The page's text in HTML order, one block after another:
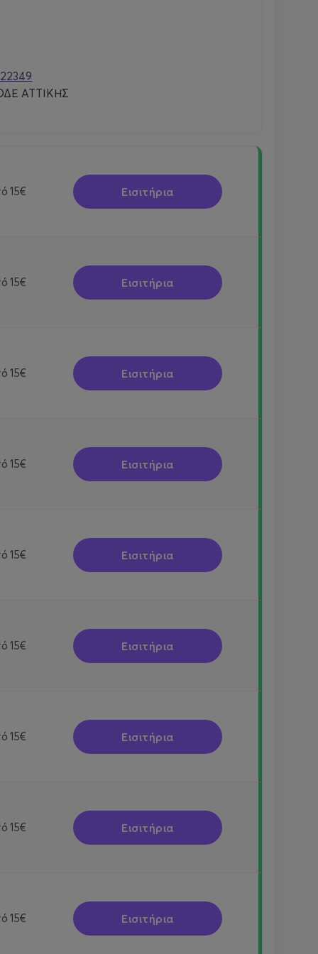
ΑΤΤΙΚΗΣ
15€ Εισιτήρια
15€ Εισιτήρια
15€ Εισιτήρια
15€ Εισιτήρια
15€ Εισιτήρια
15€ Εισιτήρια
15€ Εισιτήρια
15€ Εισιτήρια
15€ Εισιτήρια